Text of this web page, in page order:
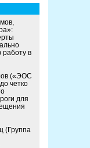
в
(«ЭОС
четко
для
(Группа